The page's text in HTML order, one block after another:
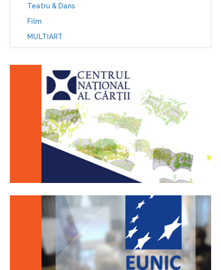
Teatru & Dans
Film
MULTIART